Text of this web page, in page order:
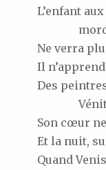
L’enfant
Ne verra
Il
Des
Son cœur ne
Et la nuit,
Quand